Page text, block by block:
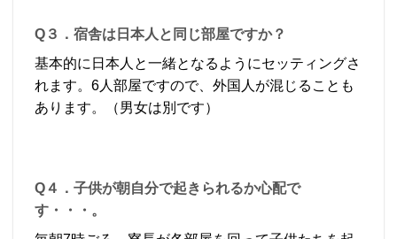
Q３．宿舎は日本人と同じ部屋ですか？
基本的に日本人と一緒となるようにセッティングさ
れます。6人部屋ですので、外国人が混じることも
あります。（男女は別です）
Q４．子供が朝自分で起きられるか心配で
す・・・。